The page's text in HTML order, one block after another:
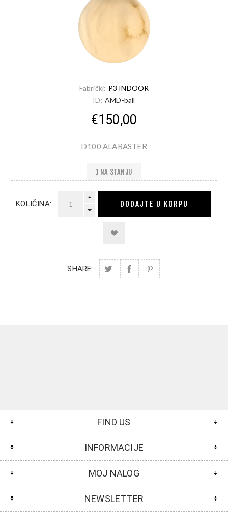
Fabrički: P3 INDOOR
ID: AMD-ball
€150,00
D100 ALABASTER
1 NA STANJU
KOLIČINA: DODAJTE U KORPU
SHARE:
FIND US
INFORMACIJE
MOJ NALOG
NEWSLETTER